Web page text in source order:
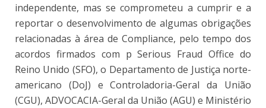
independente, mas se comprometeu a cumprir e a
reportar o desenvolvimento de algumas obrigações
relacionadas à área de Compliance, pelo tempo dos
acordos firmados com p Serious Fraud Office do
Reino Unido (SFO), o Departamento de Justiça norte-
americano (DoJ) e Controladoria-Geral da União
(CGU), ADVOCACIA-Geral da União (AGU) e Ministério